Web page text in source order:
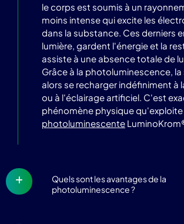
le corps est soumis à un
moins intense qui excite les
dans la substance. Ces derniers
lumière, gardent l'énergie et la
assiste à une absence totale de
Grâce à la photoluminescence,
alors se recharger indéfiniment à
ou à l'éclairage artificiel. C'est
phénomène physique
photoluminescente
Quels sont les avantages de la
photoluminescence ?